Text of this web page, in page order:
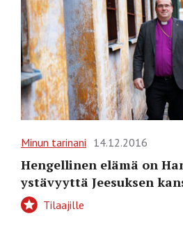
Minun tarinani 14.12.2016
Hengellinen elämä on
ystävyyttä Jeesuksen
Tilaajille